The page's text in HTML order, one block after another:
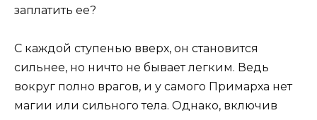
заплатить ее?
С каждой ступенью вверх, он становится
сильнее, но ничто не бывает легким. Ведь
вокруг полно врагов, и у самого Примарха нет
магии или сильного тела. Однако, включив